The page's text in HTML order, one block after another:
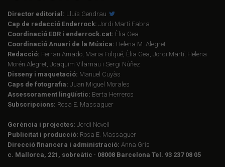
Director editorial: Lluís Gendrau
Cap de redacció Enderrock: Jordi Martí Fabra
Coordinació EDR i enderrock.cat: Èlia Gea
Coordinació Anuari de la Música: Helena M. Alegret
Redacció: Ferran Amado, Maria Folqué, Èlia Gea, Jordi Martí, Helena
Morén Alegret, Joaquim Vilarnau i Sergi Núñez
Disseny i maquetació: Manuel Cuyàs
Caps de fotografia: Juan Miguel Morales
Assessorament lingüístic: Berta Herreros
Subscripcions: Rosa E. Massaguer
Gerència i projectes: Jordi Novell
Publicitat i producció: Rosa E. Massaguer
Direcció financera i administració: Anna Gris
c. Mallorca, 221, sobreàtic · 08008 Barcelona Tel. 93 237 08 05